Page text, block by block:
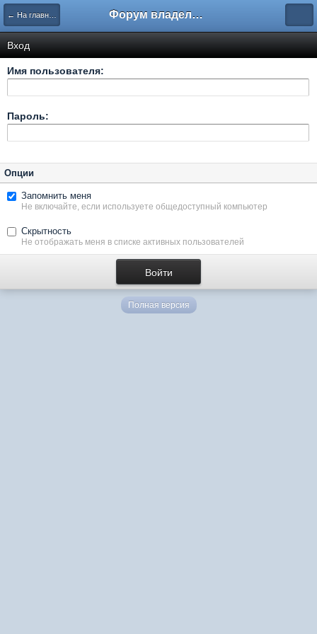
← На главную Форум владельцев интернет-магазинов
Вход
Имя пользователя:
Пароль:
Опции
Запомнить меня
Не включайте, если используете общедоступный компьютер
Скрытность
Не отображать меня в списке активных пользователей
Полная версия